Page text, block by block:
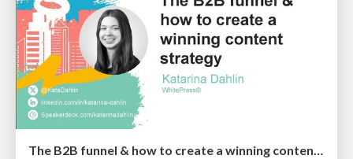
The B2B funnel & how to create a winning content strategy